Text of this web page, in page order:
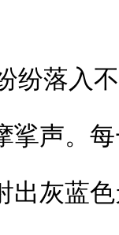
纷落入
挲声。
出灰蓝